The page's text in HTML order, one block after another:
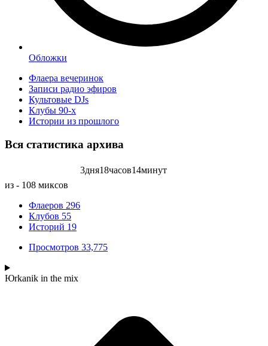
Обложки
Флаера вечеринок
Записи радио эфиров
Культовые DJs
Клубы 90-х
Истории из прошлого
Вся статистика архива
3дня18часов14минут
из - 108 миксов
Флаеров 296
Клубов 55
Историй 19
Просмотров 33,775
Юrkanik in the mix